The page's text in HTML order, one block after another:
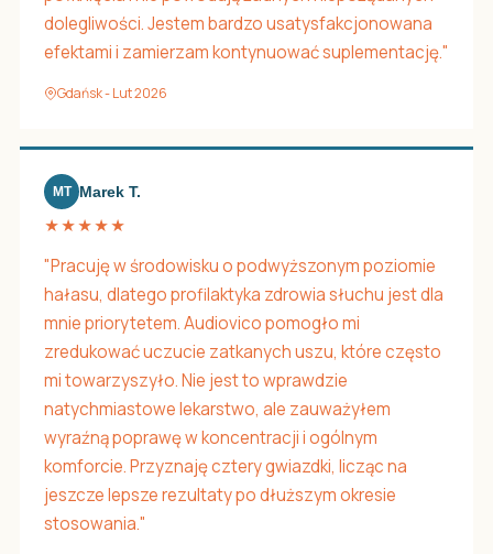
dolegliwości. Jestem bardzo usatysfakcjonowana
efektami i zamierzam kontynuować suplementację."
Gdańsk - Lut 2026
MT Marek T.
★★★★★
"Pracuję w środowisku o podwyższonym poziomie
hałasu, dlatego profilaktyka zdrowia słuchu jest dla
mnie priorytetem. Audiovico pomogło mi
zredukować uczucie zatkanych uszu, które często
mi towarzyszyło. Nie jest to wprawdzie
natychmiastowe lekarstwo, ale zauważyłem
wyraźną poprawę w koncentracji i ogólnym
komforcie. Przyznaję cztery gwiazdki, licząc na
jeszcze lepsze rezultaty po dłuższym okresie
stosowania."